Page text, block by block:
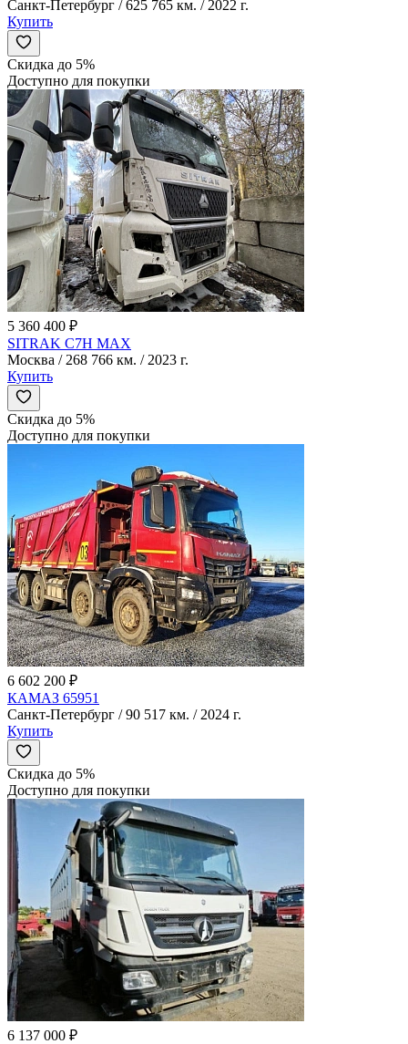
Санкт-Петербург / 625 765 км. / 2022 г.
Купить
Скидка до 5%
Доступно для покупки
5 360 400 ₽
SITRAK C7H MAX
Москва / 268 766 км. / 2023 г.
Купить
Скидка до 5%
Доступно для покупки
6 602 200 ₽
КАМАЗ 65951
Санкт-Петербург / 90 517 км. / 2024 г.
Купить
Скидка до 5%
Доступно для покупки
6 137 000 ₽